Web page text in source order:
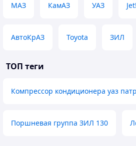
МАЗ КамАЗ УАЗ Jet!
АвтоКрАЗ Toyota ЗИЛ
ТОП теги
Компрессор кондиционера уаз
Поршневая группа ЗИЛ 130